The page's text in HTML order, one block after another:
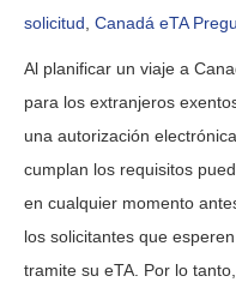
solicitud, Canadá eTA
Al planificar un viaje a
para los extranjeros
una autorización
cumplan los requisitos
en cualquier momento
los solicitantes que
tramite su eTA. Por lo